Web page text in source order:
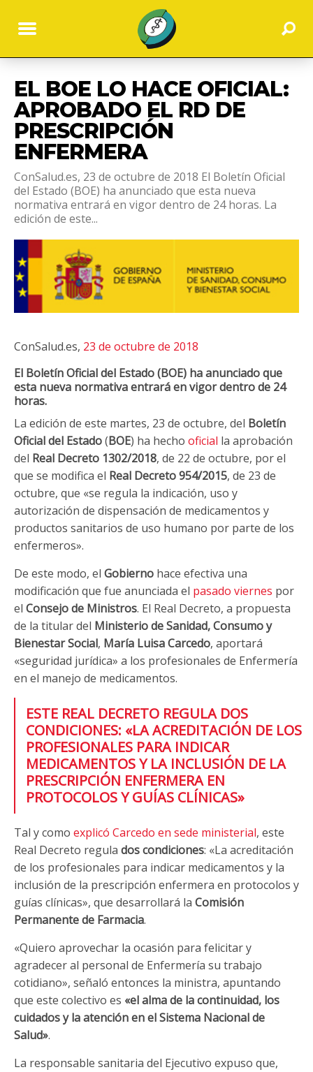
EL BOE LO HACE OFICIAL:
APROBADO EL RD DE
PRESCRIPCIÓN
ENFERMERA
ConSalud.es, 23 de octubre de 2018 El Boletín Oficial
del Estado (BOE) ha anunciado que esta nueva
normativa entrará en vigor dentro de 24 horas. La
edición de este...
ConSalud.es, 23 de octubre de 2018
El Boletín Oficial del Estado (BOE) ha anunciado que
esta nueva normativa entrará en vigor dentro de 24
horas.
La edición de este martes, 23 de octubre, del Boletín
Oficial del Estado(BOE) ha hecho oficial la aprobación
del Real Decreto 1302/2018, de 22 de octubre, por el
que se modifica el Real Decreto 954/2015, de 23 de
octubre, que «se regula la indicación, uso y
autorización de dispensación de medicamentos y
productos sanitarios de uso humano por parte de los
enfermeros».
De este modo, el Gobierno hace efectiva una
modificación que fue anunciada el pasado viernes por
el Consejo de Ministros. El Real Decreto, a propuesta
de la titular del Ministerio de Sanidad, Consumo y
Bienestar Social, María Luisa Carcedo, aportará
«seguridad jurídica» a los profesionales de Enfermería
en el manejo de medicamentos.
ESTE REAL DECRETO REGULA DOS
CONDICIONES: «LA ACREDITACIÓN DE LOS
PROFESIONALES PARA INDICAR
MEDICAMENTOS Y LA INCLUSIÓN DE LA
PRESCRIPCIÓN ENFERMERA EN
PROTOCOLOS Y GUÍAS CLÍNICAS»
Tal y como explicó Carcedo en sede ministerial, este
Real Decreto regula dos condiciones: «La acreditación
de los profesionales para indicar medicamentos y la
inclusión de la prescripción enfermera en protocolos y
guías clínicas», que desarrollará la Comisión
Permanente de Farmacia.
«Quiero aprovechar la ocasión para felicitar y
agradecer al personal de Enfermería su trabajo
cotidiano», señaló entonces la ministra, apuntando
que este colectivo es «el alma de la continuidad, los
cuidados y la atención en el Sistema Nacional de
Salud».
La responsable sanitaria del Ejecutivo expuso que,